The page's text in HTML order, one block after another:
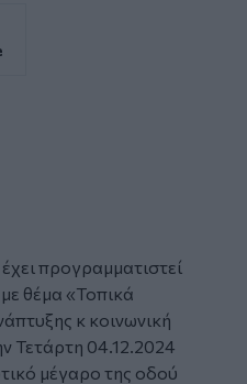
προγραμματιστεί
θέμα «Τοπικά
κ κοινωνική
Τετάρτη 04.12.2024
μέγαρο της οδού